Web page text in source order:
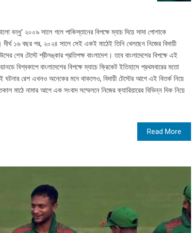
বন্ধু’ ২০০৯ সালে গলে পাকিস্তানের বিপক্ষে ম্যাচ দিয়ে সাদা পোশাকে
১৬ বছর পর, ২০২৪ সালে সেই একই মাঠেই তিনি খেলছেন নিজের বিদায়ী
শেষ টেস্টে শ্রীলঙ্কার প্রতিপক্ষ বাংলাদেশ। তবে বাংলাদেশের বিপক্ষে এই
বিশ্বকাপে বাংলাদেশের বিপক্ষে ম্যাচে ক্রিকেট ইতিহাসে প্রথমবারের মতো
রেশ এখনও অনেকের মনে থাকলেও, বিদায়ী টেস্টের আগে এই বিতর্ক নিয়ে
নামার আগে এক সংবাদ সম্মেলনে নিজের ক্যারিয়ারের বিভিন্ন দিক নিয়ে
Read More